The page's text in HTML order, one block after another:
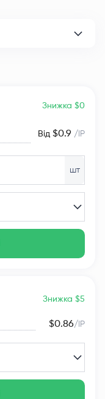
Знижка $0
Від $0.9 /IP
шт
Знижка $5
$0.86/IP